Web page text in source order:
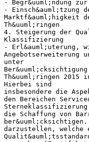
- Begr&uuml;ndung
- Einsch&auml;tzung
Marktf&auml;higkeit
Th&uuml;ringen
4. Steigerung der
Klassifizierung
- Erl&auml;uterung,
Angebotserweiterung
unter
Th&uuml;ringen 2015
Hierbei sind
insbesondere die
den Bereichen
Sterneklassifizierung
die Schaffung von
ber&uuml;cksichtigen.
darzustellen, welche